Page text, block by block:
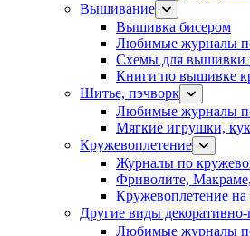
Вышивание
Вышивка бисером
Любимые журналы
Схемы для вышивки
Книги по вышивке
Шитье, пэчворк
Любимые журналы
Мягкие игрушки,
Кружевоплетение
Журналы по
Фриволите,
Кружевоплетение
Другие виды декоративно-
Любимые журналы по